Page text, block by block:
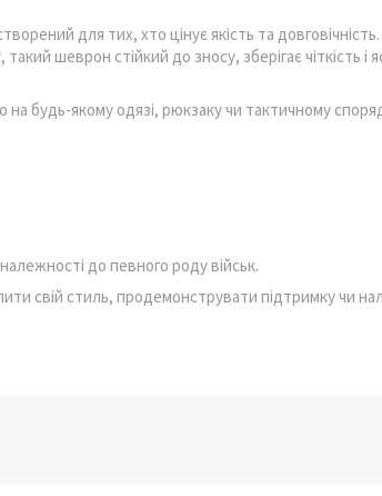
для тих, хто цінує якість та
шеврон стійкий до зносу, зберігає чіткість і
на будь-якому одязі, рюкзаку чи тактичному
до певного роду військ.
свій стиль, продемонструвати підтримку чи